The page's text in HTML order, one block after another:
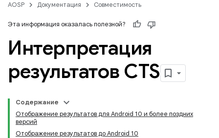
AOSP Документация Совместимость
Эта информация оказалась полезной?
Интерпретация
результатов CTS
Содержание
Отображение результатов для Android 10 и более поздних
версий
Отображение результатов до Android 10